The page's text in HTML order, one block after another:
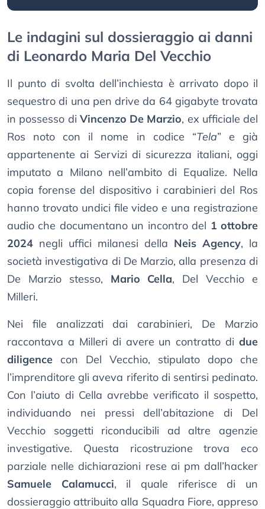
Le indagini sul dossieraggio ai danni
di Leonardo Maria Del Vecchio
Il punto di svolta dell’inchiesta è arrivato dopo il
sequestro di una pen drive da 64 gigabyte trovata
in possesso di Vincenzo De Marzio, ex ufficiale del
Ros noto con il nome in codice “Tela” e già
appartenente ai Servizi di sicurezza italiani, oggi
imputato a Milano nell’ambito di Equalize. Nella
copia forense del dispositivo i carabinieri del Ros
hanno trovato undici file video e una registrazione
audio che documentano un incontro del 1 ottobre
2024 negli uffici milanesi della Neis Agency, la
società investigativa di De Marzio, alla presenza di
De Marzio stesso, Mario Cella, Del Vecchio e
Milleri.
Nei file analizzati dai carabinieri, De Marzio
raccontava a Milleri di avere un contratto di due
diligence con Del Vecchio, stipulato dopo che
l’imprenditore gli aveva riferito di sentirsi pedinato.
Con l’aiuto di Cella avrebbe verificato il sospetto,
individuando nei pressi dell’abitazione di Del
Vecchio soggetti riconducibili ad altre agenzie
investigative. Questa ricostruzione trova eco
parziale nelle dichiarazioni rese ai pm dall’hacker
Samuele Calamucci, il quale riferisce di un
dossieraggio attribuito alla Squadra Fiore, appreso